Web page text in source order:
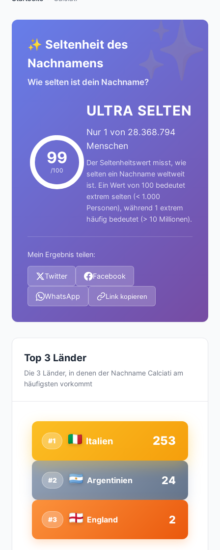
✨
✨ Seltenheit des
Nachnamens
Wie selten ist dein Nachname?
99
/100
ULTRA SELTEN
Nur 1 von 28.368.794
Menschen
Der Seltenheitswert misst, wie
selten ein Nachname weltweit
ist. Ein Wert von 100 bedeutet
extrem selten (< 1.000
Personen), während 1 extrem
häufig bedeutet (> 10 Millionen).
Mein Ergebnis teilen:
Twitter Facebook
WhatsApp Link kopieren
Top 3 Länder
Die 3 Länder, in denen der Nachname Calciati am
häufigsten vorkommt
#2 Argentinien 24
#1 Italien 253
#3 England 2